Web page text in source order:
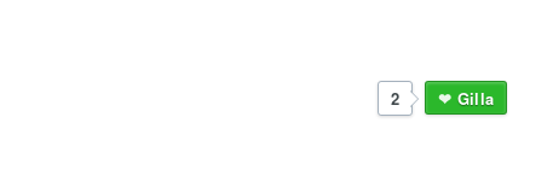
2 Gilla